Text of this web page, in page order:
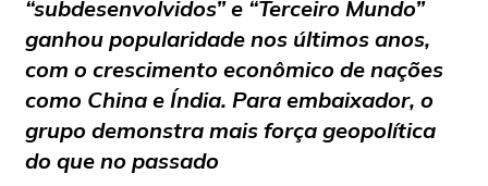
“subdesenvolvidos” e “Terceiro Mundo”
ganhou popularidade nos últimos anos,
com o crescimento econômico de nações
como China e Índia. Para embaixador, o
grupo demonstra mais força geopolítica
do que no passado